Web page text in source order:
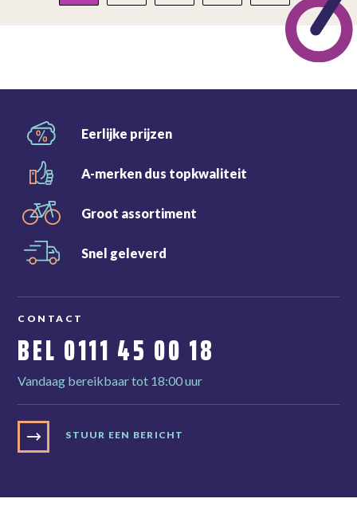
Deze
worden
Eerlijke prijzen
A-merken dus topkwaliteit
Groot assortiment
Snel geleverd
CONTACT
BEL 0111 45 00 18
Vandaag bereikbaar tot 18:00 uur
STUUR EEN BERICHT